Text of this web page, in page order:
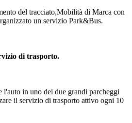
del tracciato,Mobilità di Marca con
un servizio Park&Bus.
di trasporto.
l'auto in uno dei due grandi parcheggi
il servizio di trasporto attivo ogni 10